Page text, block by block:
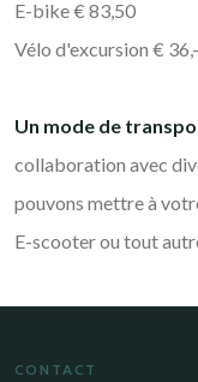
E-bike € 83,50
Vélo d'excursion € 36,-
Un mode de
collaboration avec
pouvons mettre à
E-scooter ou tout
CONTACT